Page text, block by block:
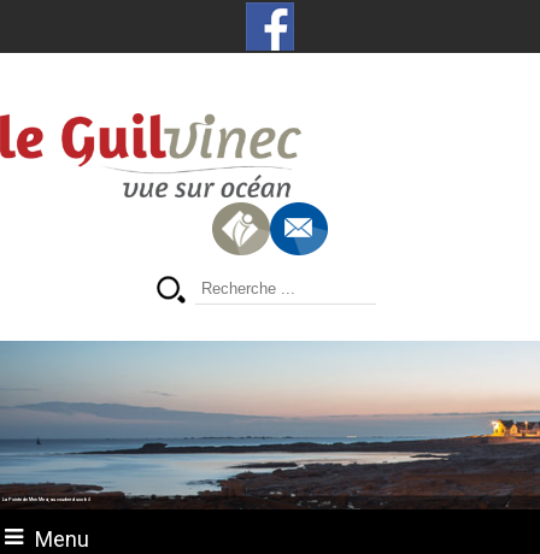
La Pointe de Men Meur, au coucher du soleil
Menu